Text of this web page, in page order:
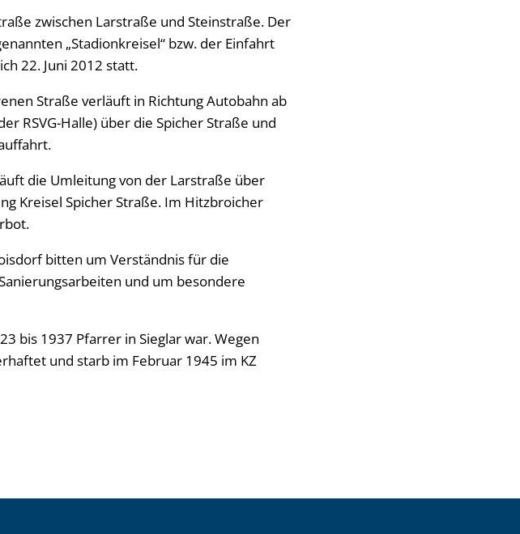
zwischen Larstraße und Steinstraße. Der
„Stadionkreisel“ bzw. der Einfahrt
22. Juni 2012 statt.
Straße verläuft in Richtung Autobahn ab
RSVG-Halle) über die Spicher Straße und
die Umleitung von der Larstraße über
Kreisel Spicher Straße. Im Hitzbroicher
bitten um Verständnis für die
und um besondere
bis 1937 Pfarrer in Sieglar war. Wegen
und starb im Februar 1945 im KZ